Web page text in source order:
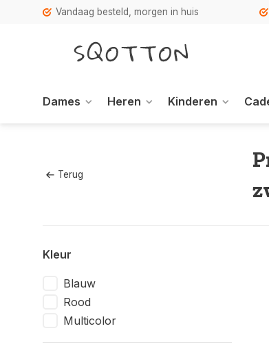
Vandaag besteld, morgen in huis
Dames Heren Kinderen
Terug
Kleur
Blauw
Rood
Multicolor